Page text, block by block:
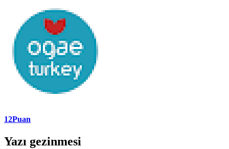
12Puan
Yazı gezinmesi